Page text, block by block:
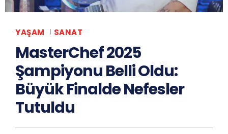
YAŞAM SANAT
MasterChef 2025
Şampiyonu Belli Oldu:
Büyük Finalde Nefesler
Tutuldu